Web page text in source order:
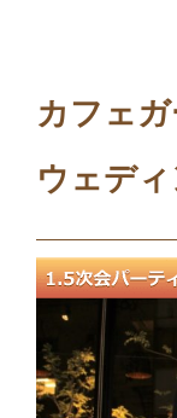
カフェ
ウェデ